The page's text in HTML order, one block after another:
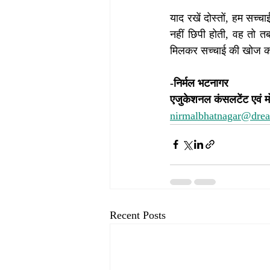
याद रखें दोस्तों, हम
नहीं छिपी होती, वह
मिलकर सच्चाई की खोज
-निर्मल भटनागर
एजुकेशनल कंसलटेंट एवं
Recent Posts